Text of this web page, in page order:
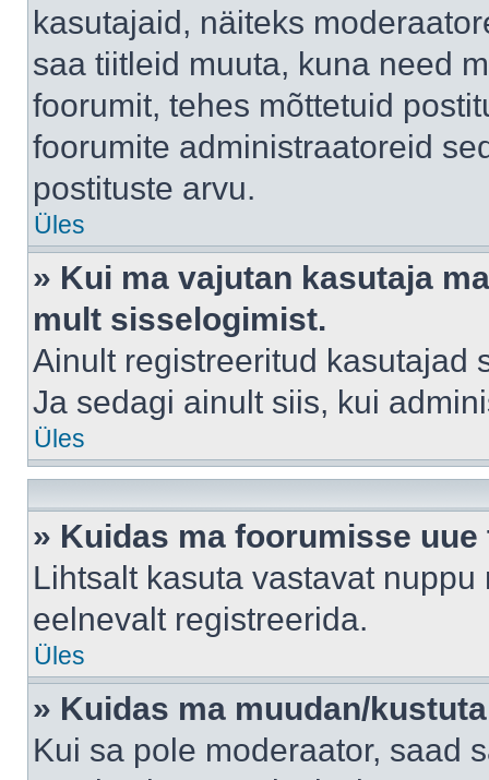
kasutajaid, näiteks
saa tiitleid muuta, kuna need
foorumit, tehes mõttetuid
foorumite administraatoreid
postituste arvu.
Üles
» Kui ma vajutan kasutaja
mult sisselogimist.
Ainult registreeritud kasutajad
Ja sedagi ainult siis, kui
Üles
» Kuidas ma foorumisse uue
Lihtsalt kasuta vastavat
eelnevalt registreerida.
Üles
» Kuidas ma muudan/
Kui sa pole moderaator, saad